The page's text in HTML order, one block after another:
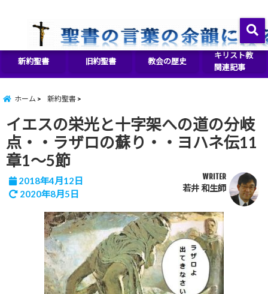
新約聖書 旧約聖書 教会の歴史
キリスト教
関連記事
ホーム 新約聖書
イエスの栄光と十字架への道の分岐
点・・ラザロの蘇り・・ヨハネ伝11
章1～5節
2018年4月12日
2020年8月5日
WRITER
若井 和生師